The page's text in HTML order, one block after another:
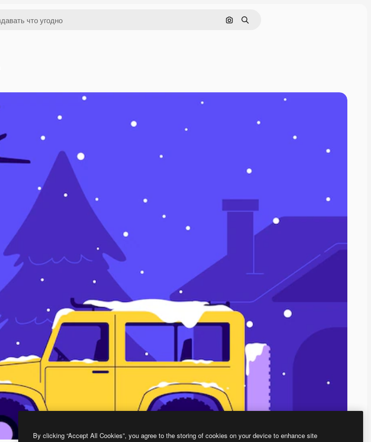
Поиск по изображению
Поиск
By clicking “Accept All Cookies”, you agree to the storing of cookies on your device to enhance site